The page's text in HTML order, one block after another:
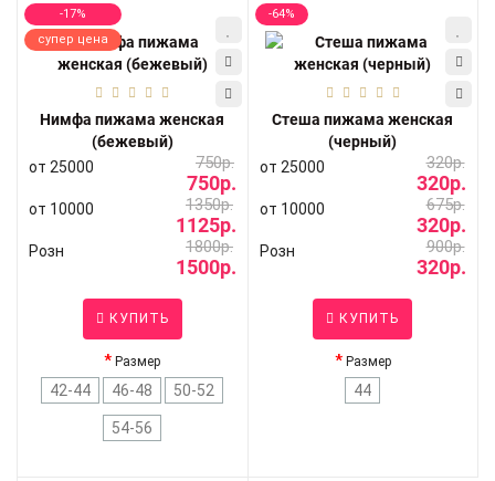
-17%
супер цена
Нимфа пижама женская
(бежевый)
от 25000
750р.
750р.
от 10000 1350р.
1125р.
Розн 1800р.
1500р.
КУПИТЬ
Размер
42-44 46-48 50-52
54-56
-64%
Стеша пижама женская
(черный)
от 25000
320р.
320р.
от 10000 675р.
320р.
Розн 900р.
320р.
КУПИТЬ
Размер
44